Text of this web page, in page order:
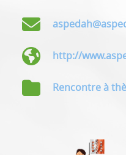
http://
Rencontre à